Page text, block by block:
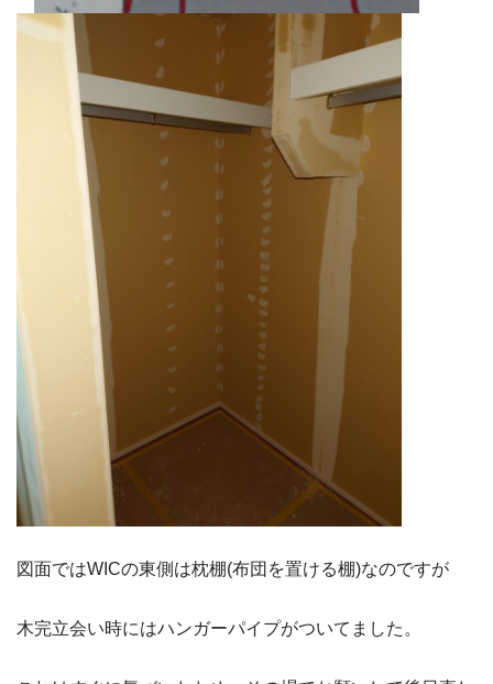
図面ではWICの東側は枕棚(布団を置ける棚)なのですが
木完立会い時にはハンガーパイプがついてました。